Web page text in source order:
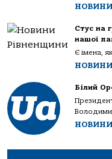
Стус на
нашої
Є імена,
Білий